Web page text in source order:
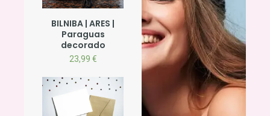
BILNIBA | ARES |
Paraguas
decorado
23,99 €